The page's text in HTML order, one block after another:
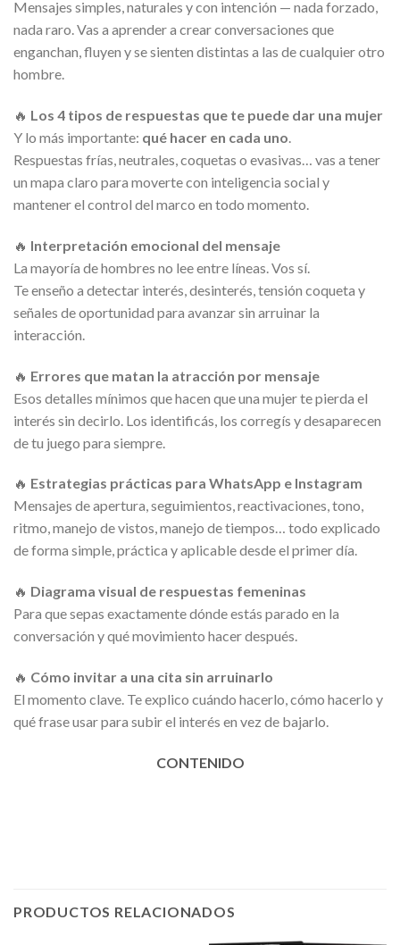
Mensajes simples, naturales y con intención — nada forzado,
nada raro. Vas a aprender a crear conversaciones que
enganchan, fluyen y se sienten distintas a las de cualquier otro
hombre.
🔥 Los 4 tipos de respuestas que te puede dar una mujer
Y lo más importante: qué hacer en cada uno.
Respuestas frías, neutrales, coquetas o evasivas… vas a tener
un mapa claro para moverte con inteligencia social y
mantener el control del marco en todo momento.
🔥 Interpretación emocional del mensaje
La mayoría de hombres no lee entre líneas. Vos sí.
Te enseño a detectar interés, desinterés, tensión coqueta y
señales de oportunidad para avanzar sin arruinar la
interacción.
🔥 Errores que matan la atracción por mensaje
Esos detalles mínimos que hacen que una mujer te pierda el
interés sin decirlo. Los identificás, los corregís y desaparecen
de tu juego para siempre.
🔥 Estrategias prácticas para WhatsApp e Instagram
Mensajes de apertura, seguimientos, reactivaciones, tono,
ritmo, manejo de vistos, manejo de tiempos… todo explicado
de forma simple, práctica y aplicable desde el primer día.
🔥 Diagrama visual de respuestas femeninas
Para que sepas exactamente dónde estás parado en la
conversación y qué movimiento hacer después.
🔥 Cómo invitar a una cita sin arruinarlo
El momento clave. Te explico cuándo hacerlo, cómo hacerlo y
qué frase usar para subir el interés en vez de bajarlo.
CONTENIDO
PRODUCTOS RELACIONADOS